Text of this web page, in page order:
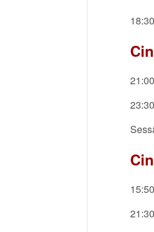
18:30
21:00
23:30
15:50
21:30